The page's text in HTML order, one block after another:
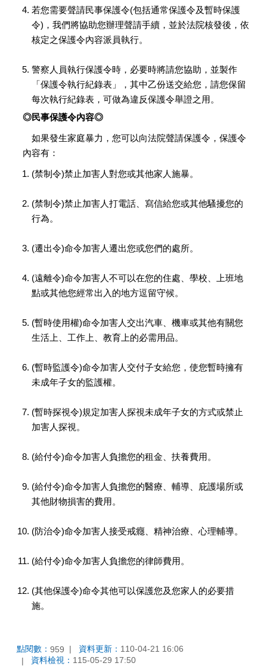
若您需要聲請民事保護令(包括通常保護令及暫時保護
令)，我們將協助您辦理聲請手續，並於法院核發後，依
核定之保護令內容派員執行。
警察人員執行保護令時，必要時將請您協助，並製作
「保護令執行紀錄表」，其中乙份送交給您，請您保留
每次執行紀錄表，可做為違反保護令舉證之用。
◎民事保護令內容◎
如果發生家庭暴力，您可以向法院聲請保護令，保護令
內容有：
(禁制令)禁止加害人對您或其他家人施暴。
(禁制令)禁止加害人打電話、寫信給您或其他騷擾您的
行為。
(遷出令)命令加害人遷出您或您們的處所。
(遠離令)命令加害人不可以在您的住處、學校、上班地
點或其他您經常出入的地方逗留守候。
(暫時使用權)命令加害人交出汽車、機車或其他有關您
生活上、工作上、教育上的必需用品。
(暫時監護令)命令加害人交付子女給您，使您暫時擁有
未成年子女的監護權。
(暫時探視令)規定加害人探視未成年子女的方式或禁止
加害人探視。
(給付令)命令加害人負擔您的租金、扶養費用。
(給付令)命令加害人負擔您的醫療、輔導、庇護場所或
其他財物損害的費用。
(防治令)命令加害人接受戒癮、精神治療、心理輔導。
(給付令)命令加害人負擔您的律師費用。
(其他保護令)命令其他可以保護您及您家人的必要措
施。
點閱數： 959 資料更新： 110-04-21 16:06
資料檢視： 115-05-29 17:50